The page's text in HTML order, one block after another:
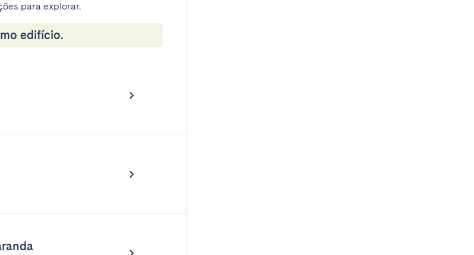
para explorar.
edifício.